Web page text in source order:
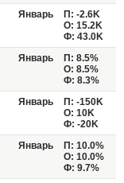
Январь
П: -2.6K
О: 15.2K
Ф: 43.0K
Январь
П: 8.5%
О: 8.5%
Ф: 8.3%
Январь
П: -150K
О: 10K
Ф: -20K
Январь
П: 10.0%
О: 10.0%
Ф: 9.7%